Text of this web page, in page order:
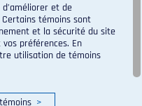
et de
témoins sont
et la sécurité du site
préférences. En
utilisation de témoins
>